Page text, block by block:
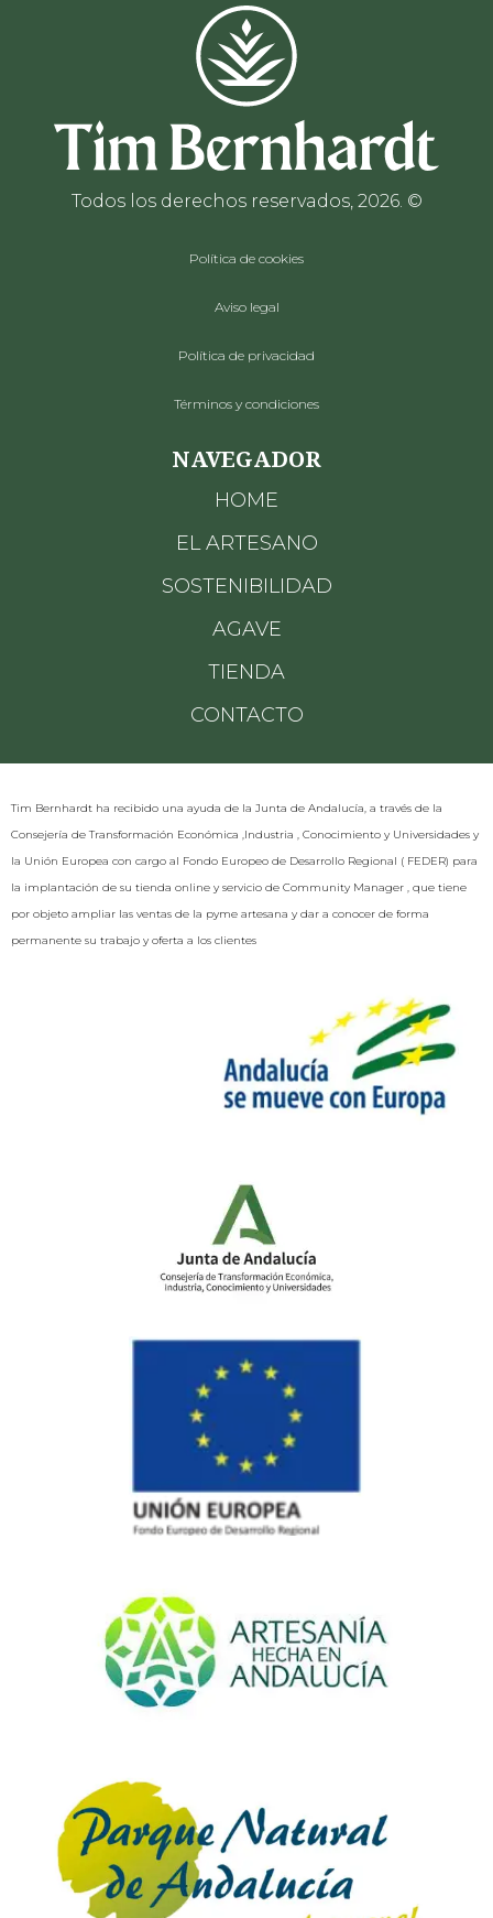
Todos los derechos reservados, 2026. ©
Política de cookies
Aviso legal
Política de privacidad
Términos y condiciones
NAVEGADOR
HOME
EL ARTESANO
SOSTENIBILIDAD
AGAVE
TIENDA
CONTACTO
Tim Bernhardt ha recibido una ayuda de la Junta de Andalucía, a través de la
Consejería de Transformación Económica ,Industria , Conocimiento y Universidades y
la Unión Europea con cargo al Fondo Europeo de Desarrollo Regional ( FEDER) para
la implantación de su tienda online y servicio de Community Manager , que tiene
por objeto ampliar las ventas de la pyme artesana y dar a conocer de forma
permanente su trabajo y oferta a los clientes